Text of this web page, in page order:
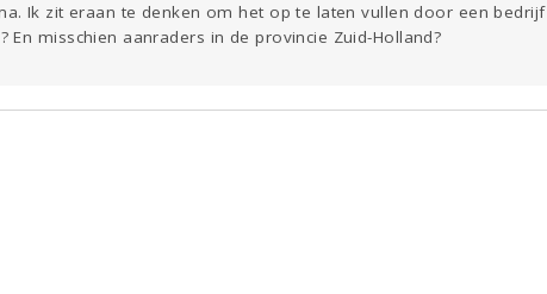
Ik zit eraan te denken om het op te laten vullen door een bedrijf
misschien aanraders in de provincie Zuid-Holland?